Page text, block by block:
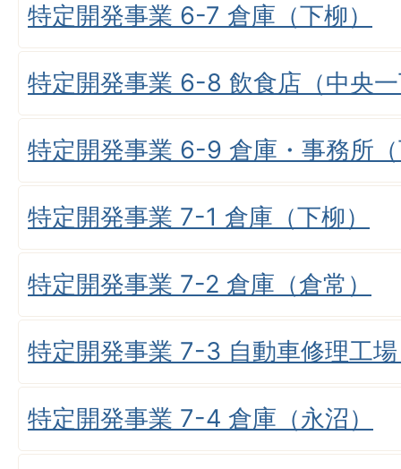
特定開発事業 6-7 倉庫（下柳）
特定開発事業 6-8 飲食店（中央
特定開発事業 6-9 倉庫・事務所
特定開発事業 7-1 倉庫（下柳）
特定開発事業 7-2 倉庫（倉常）
特定開発事業 7-3 自動車修理工
特定開発事業 7-4 倉庫（永沼）